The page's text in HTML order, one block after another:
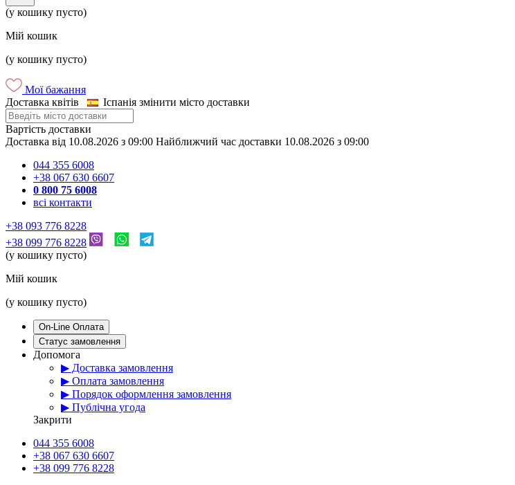
(у кошику пусто)
Мій кошик
(у кошику пусто)
Мої бажання
Доставка квітів
Іспанія змінити місто доставки
Вартість доставки
Доставка від 10.08.2026 з 09:00 Найближчий час доставки 10.08.2026 з 09:00
044 355 6008
+38 067 630 6607
0 800 75 6008
всі контакти
+38 093 776 8228
+38 099 776 8228
(у кошику пусто)
Мій кошик
(у кошику пусто)
On-Line Оплата
Статус замовлення
Допомога
▶ Доставка замовлення
▶ Оплата замовлення
▶ Порядок оформлення замовлення
▶ Публічна угода
Закрити
044 355 6008
+38 067 630 6607
+38 099 776 8228